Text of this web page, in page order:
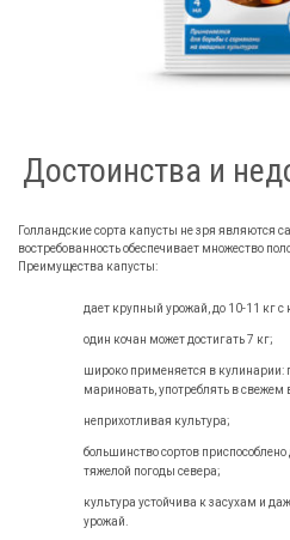
Достоинства и
Голландские сорта капусты не зря
востребованность обеспечивает множество
Преимущества капусты:
дает крупный урожай, до 10-11 кг с
один кочан может достигать 7 кг;
широко применяется в кулинарии:
мариновать, употреблять в свежем
неприхотливая культура;
большинство сортов
тяжелой погоды севера;
культура устойчива к засухам и
урожай.